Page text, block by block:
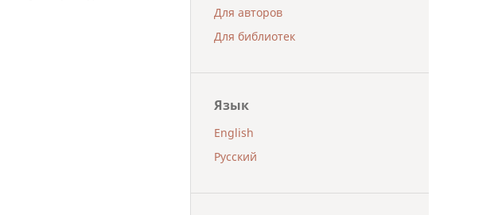
Для авторов
Для библиотек
Язык
English
Русский